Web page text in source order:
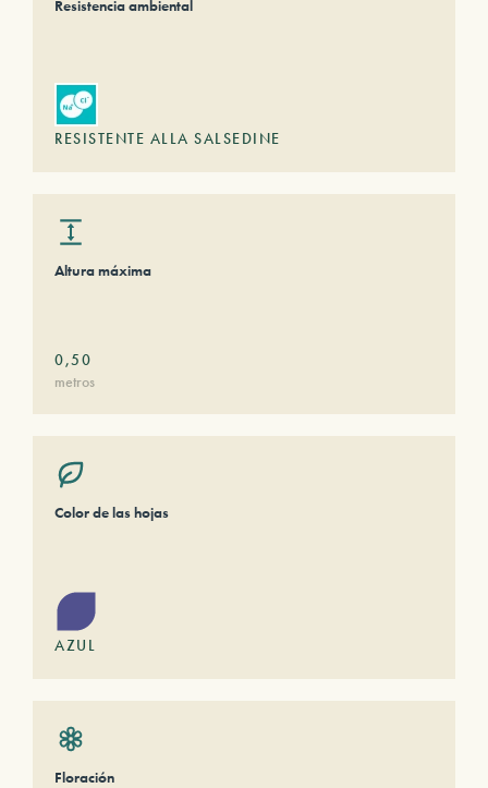
Resistencia ambiental
RESISTENTE ALLA SALSEDINE
Altura máxima
0,50
metros
Color de las hojas
AZUL
Floración